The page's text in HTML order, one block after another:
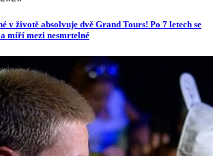
v životě absolvuje dvě Grand Tours! Po 7 letech se
míří mezi nesmrtelné